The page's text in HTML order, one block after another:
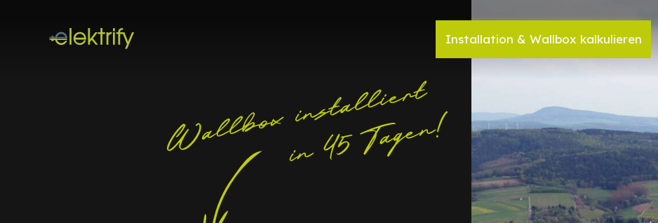
Installation & Wallbox kalkulieren